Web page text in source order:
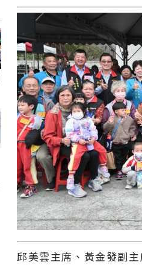
邱美雲主席、黃金發副